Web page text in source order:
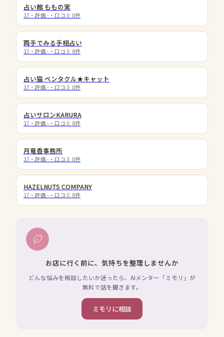
占い館 ももの実
17 ・評価 - ・口コミ 0件
両手でみる手相占い
17 ・評価 - ・口コミ 0件
占い猫 ペンタクル★キャット
17 ・評価 - ・口コミ 0件
占いサロンKARURA
17 ・評価 - ・口コミ 0件
月竜香事務所
17 ・評価 - ・口コミ 0件
HAZELNUTS COMPANY
17 ・評価 - ・口コミ 0件
お店に行く前に、気持ちを整理しませんか
どんな悩みを相談したいか迷ったら、AIメンター「ミモリ」が
無料で話を聞きます。
ミモリに相談